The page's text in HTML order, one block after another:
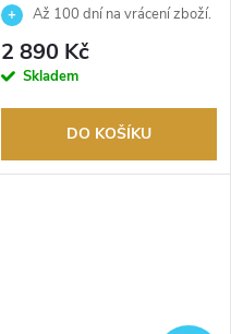
GW1018L1
Až 100 dní na vrácení zboží.
Autorizovaný prodejce.
2 890 Kč
Skladem
DO KOŠÍKU